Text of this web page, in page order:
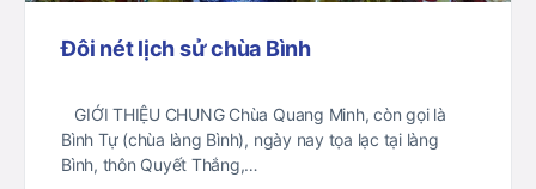
Đôi nét lịch sử chùa Bình
GIỚI THIỆU CHUNG Chùa Quang Minh, còn gọi là
Bình Tự (chùa làng Bình), ngày nay tọa lạc tại làng
Bình, thôn Quyết Thắng,…